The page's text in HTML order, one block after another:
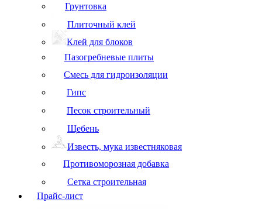
Грунтовка
Плиточный клей
Клей для блоков
Пазогребневые плиты
Смесь для гидроизоляции
Гипс
Песок строительный
Щебень
Известь, мука известняковая
Противоморозная добавка
Сетка строительная
Прайс-лист